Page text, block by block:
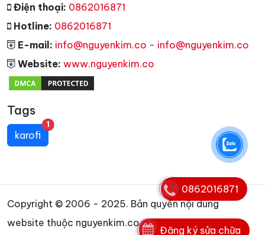
Điện thoại: 0862016871
Hotline: 0862016871
E-mail: info@nguyenkim.co - info@nguyenkim.co
Website: www.nguyenkim.co
Tags
karofi
1unread messages
Copyright © 2006 - 2025. Bản quyền nội dung
website thuộc nguyenkim.co
Đăng ký sửa chữa
0862016871